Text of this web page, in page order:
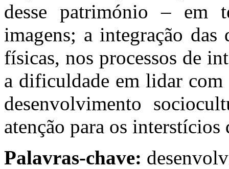
desse património – em
imagens; a integração das
físicas, nos processos de
a dificuldade em lidar
desenvolvimento
atenção para os
Palavras-chave: